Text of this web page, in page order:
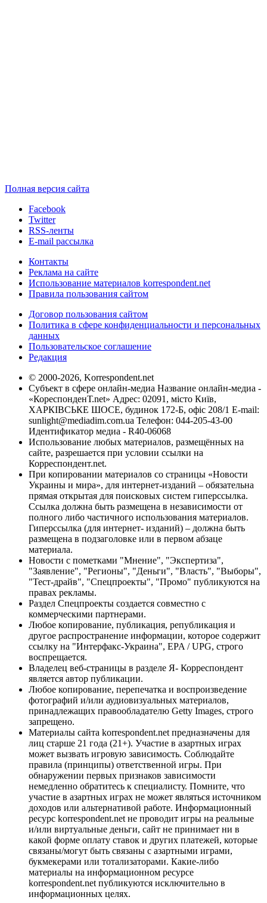
Полная версия сайта
Facebook
Twitter
RSS-ленты
E-mail рассылка
Контакты
Реклама на сайте
Использование материалов korrespondent.net
Правила пользования сайтом
Договор пользования сайтом
Политика в сфере конфиденциальности и персональных
данных
Пользовательское соглашение
Редакция
© 2000-2026, Korrespondent.net
Субъект в сфере онлайн-медиа Название онлайн-медиа -
«КореспонденТ.net» Адрес: 02091, місто Київ,
ХАРКІВСЬКЕ ШОСЕ, будинок 172-Б, офіс 208/1 E-mail:
sunlight@mediadim.com.ua Телефон: 044-205-43-00
Идентификатор медиа - R40-06068
Использование любых материалов, размещённых на
сайте, разрешается при условии ссылки на
Корреспондент.net.
При копировании материалов со страницы «Новости
Украины и мира», для интернет-изданий – обязательна
прямая открытая для поисковых систем гиперссылка.
Ссылка должна быть размещена в независимости от
полного либо частичного использования материалов.
Гиперссылка (для интернет- изданий) – должна быть
размещена в подзаголовке или в первом абзаце
материала.
Новости с пометками "Мнение", "Экспертиза",
"Заявление", "Регионы", "Деньги", "Власть", "Выборы",
"Тест-драйв", "Спецпроекты", "Промо" публикуются на
правах рекламы.
Раздел Спецпроекты создается совместно с
коммерческими партнерами.
Любое копирование, публикация, републикация и
другое распространение информации, которое содержит
ссылку на "Интерфакс-Украина", EPA / UPG, строго
воспрещается.
Владелец веб-страницы в разделе Я- Корреспондент
является автор публикации.
Любое копирование, перепечатка и воспроизведение
фотографий и/или аудиовизуальных материалов,
принадлежащих правообладателю Getty Images, строго
запрещено.
Материалы сайта korrespondent.net предназначены для
лиц старше 21 года (21+). Участие в азартных играх
может вызвать игровую зависимость. Соблюдайте
правила (принципы) ответственной игры. При
обнаружении первых признаков зависимости
немедленно обратитесь к специалисту. Помните, что
участие в азартных играх не может являться источником
доходов или альтернативой работе. Информационный
ресурс korrespondent.net не проводит игры на реальные
и/или виртуальные деньги, сайт не принимает ни в
какой форме оплату ставок и других платежей, которые
связаны/могут быть связаны с азартными играми,
букмекерами или тотализаторами. Какие-либо
материалы на информационном ресурсе
korrespondent.net публикуются исключительно в
информационных целях.